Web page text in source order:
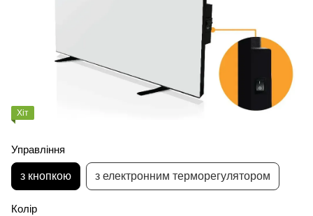
Хіт
Управління
з кнопкою з електронним терморегулятором
Колір